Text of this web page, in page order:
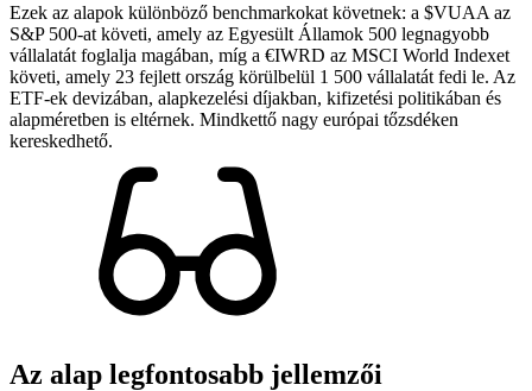
Ezek az alapok különböző benchmarkokat követnek: a $VUAA az
S&P 500-at követi, amely az Egyesült Államok 500 legnagyobb
vállalatát foglalja magában, míg a €IWRD az MSCI World Indexet
követi, amely 23 fejlett ország körülbelül 1 500 vállalatát fedi le. Az
ETF-ek devizában, alapkezelési díjakban, kifizetési politikában és
alapméretben is eltérnek. Mindkettő nagy európai tőzsdéken
kereskedhető.
Az alap legfontosabb jellemzői